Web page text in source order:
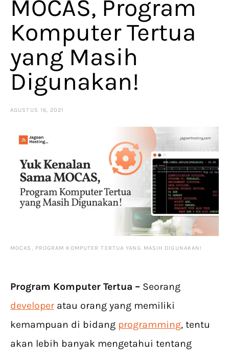
MOCAS, Program
Komputer Tertua
yang Masih
Digunakan!
AGUSTUS 16, 2021
MOCAS, PROGRAM KOMPUTER TERTUA YANG MASIH DIGUNAKAN!
Program Komputer Tertua – Seorang
developer atau orang yang memiliki
kemampuan di bidang programming, tentu
akan lebih banyak mengetahui tentang